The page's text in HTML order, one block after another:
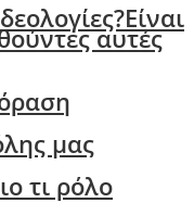
αυτές
μας
τι ρόλο